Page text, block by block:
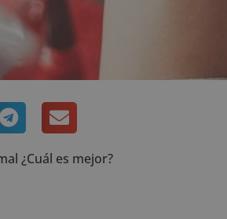
¿Cuál es mejor?